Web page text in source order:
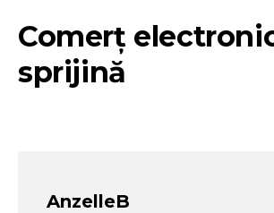
Comerț
sprijină
AnzelleB